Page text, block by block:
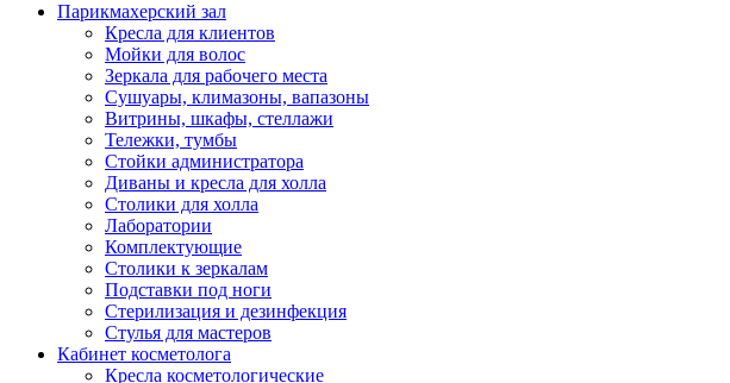
Парикмахерский зал
Кресла для клиентов
Мойки для волос
Зеркала для рабочего места
Сушуары, климазоны, вапазоны
Витрины, шкафы, стеллажи
Тележки, тумбы
Стойки администратора
Диваны и кресла для холла
Столики для холла
Лаборатории
Комплектующие
Столики к зеркалам
Подставки под ноги
Стерилизация и дезинфекция
Стулья для мастеров
Кабинет косметолога
Кресла косметологические